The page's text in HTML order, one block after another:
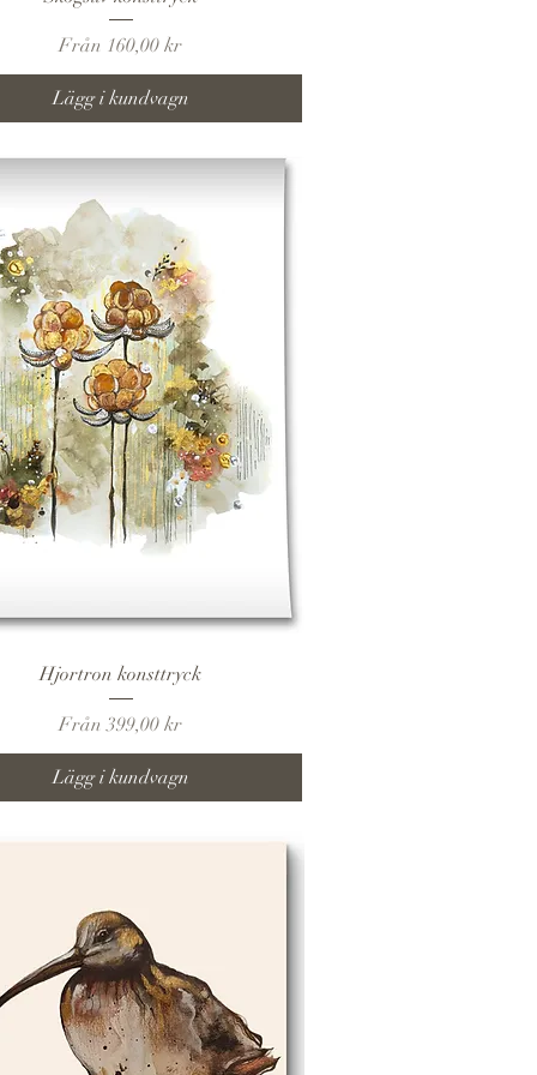
Från 160,00 kr
Reapris
Lägg i kundvagn
Snabbvisning
Hjortron konsttryck
Från399,00 kr
Reapris
Lägg i kundvagn